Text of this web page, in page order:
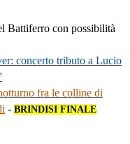
Battiferro con possibilità
concerto tributo a Lucio
fra le colline di
- BRINDISI FINALE